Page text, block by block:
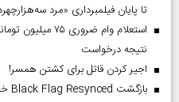
تا پایان فیلمبرداری «مرد
استعلام وام
نتیجه درخواست
اجیر کردن قاتل برای کشتن همسر!
بازگشت Black Flag Resynced خبری جذاب برای دوستداران بازی